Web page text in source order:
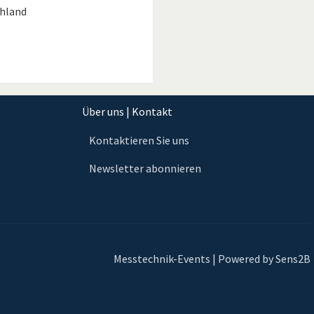
Über uns | Kontakt
Kontaktieren Sie uns
Newsletter abonnieren
Messtechnik-Events | Powered by Sens2B